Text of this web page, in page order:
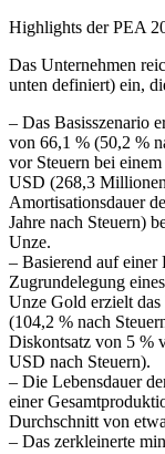
Highlights der PEA
Das Unternehmen
unten definiert) ein,
– Das Basisszenario
von 66,1 % (50,2 %
vor Steuern bei
USD (268,3
Amortisationsdauer
Jahre nach Steuern)
Unze.
– Basierend auf einer
Zugrundelegung
Unze Gold erzielt
(104,2 % nach
Diskontsatz von 5 %
USD nach Steuern).
– Die Lebensdauer
einer
Durchschnitt von
– Das zerkleinerte